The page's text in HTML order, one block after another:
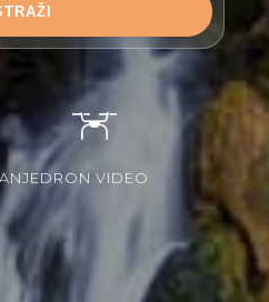
DRON VIDEO